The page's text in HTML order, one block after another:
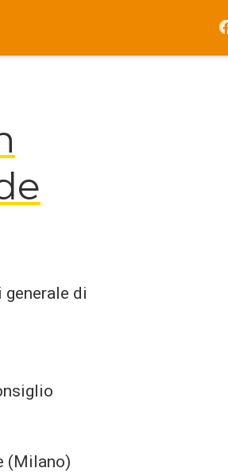
di
(Milano)